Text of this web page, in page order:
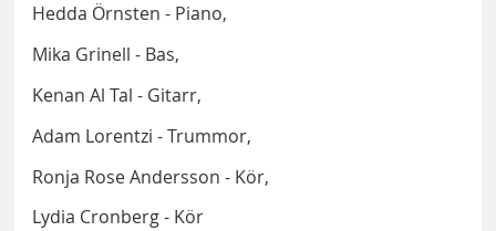
Hedda Örnsten - Piano,
Mika Grinell - Bas,
Kenan Al Tal - Gitarr,
Adam Lorentzi - Trummor,
Ronja Rose Andersson - Kör,
Lydia Cronberg - Kör